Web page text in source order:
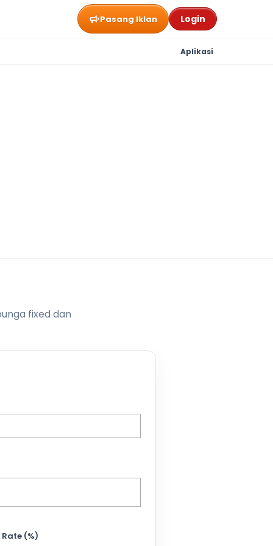
Pasang Iklan Login
Aplikasi
fixed dan
(%)